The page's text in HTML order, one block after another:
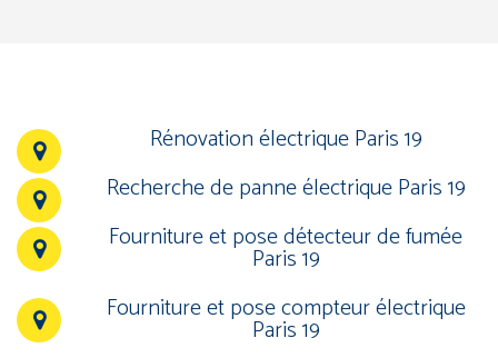
Rénovation électrique Paris 19
Recherche de panne électrique Paris 19
Fourniture et pose détecteur de fumée
Paris 19
Fourniture et pose compteur électrique
Paris 19